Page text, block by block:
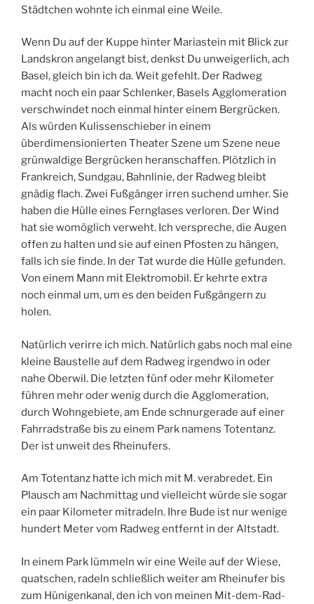
Städtchen wohnte ich einmal eine Weile.
Wenn Du auf der Kuppe hinter Mariastein mit Blick zur
Landskron angelangt bist, denkst Du unweigerlich, ach
Basel, gleich bin ich da. Weit gefehlt. Der Radweg
macht noch ein paar Schlenker, Basels Agglomeration
verschwindet noch einmal hinter einem Bergrücken.
Als würden Kulissenschieber in einem
überdimensionierten Theater Szene um Szene neue
grünwaldige Bergrücken heranschaffen. Plötzlich in
Frankreich, Sundgau, Bahnlinie, der Radweg bleibt
gnädig flach. Zwei Fußgänger irren suchend umher. Sie
haben die Hülle eines Fernglases verloren. Der Wind
hat sie womöglich verweht. Ich verspreche, die Augen
offen zu halten und sie auf einen Pfosten zu hängen,
falls ich sie finde. In der Tat wurde die Hülle gefunden.
Von einem Mann mit Elektromobil. Er kehrte extra
noch einmal um, um es den beiden Fußgängern zu
holen.
Natürlich verirre ich mich. Natürlich gabs noch mal eine
kleine Baustelle auf dem Radweg irgendwo in oder
nahe Oberwil. Die letzten fünf oder mehr Kilometer
führen mehr oder wenig durch die Agglomeration,
durch Wohngebiete, am Ende schnurgerade auf einer
Fahrradstraße bis zu einem Park namens Totentanz.
Der ist unweit des Rheinufers.
Am Totentanz hatte ich mich mit M. verabredet. Ein
Plausch am Nachmittag und vielleicht würde sie sogar
ein paar Kilometer mitradeln. Ihre Bude ist nur wenige
hundert Meter vom Radweg entfernt in der Altstadt.
In einem Park lümmeln wir eine Weile auf der Wiese,
quatschen, radeln schließlich weiter am Rheinufer bis
zum Hünigenkanal, den ich von meinen Mit-dem-Rad-